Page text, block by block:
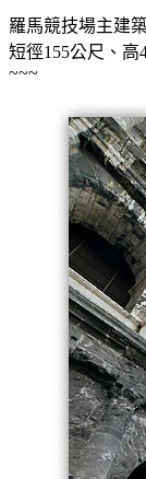
羅馬競技場主建
短徑155公尺、
~~~